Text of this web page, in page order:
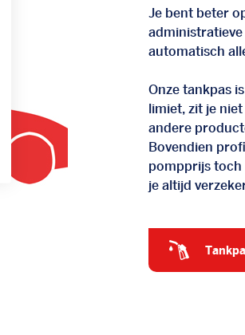
Je bent beter
automatisch
Onze tankpas
limiet, zit je
andere
Bovendien
pompprijs toch
je altijd